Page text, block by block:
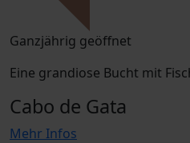
Ganzjährig geöffnet
Eine grandiose Bucht mit
Cabo de Gata
Mehr Infos